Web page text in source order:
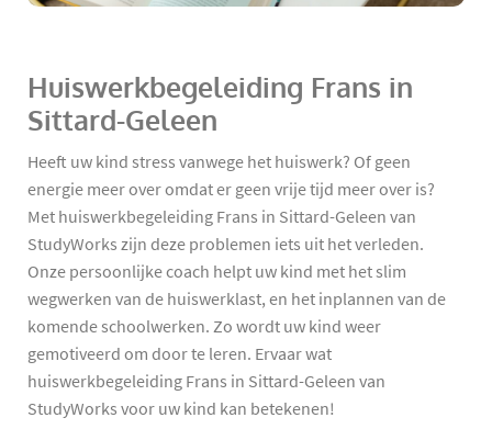
Huiswerkbegeleiding Frans in
Sittard-Geleen
Heeft uw kind stress vanwege het huiswerk? Of geen
energie meer over omdat er geen vrije tijd meer over is?
Met huiswerkbegeleiding Frans in Sittard-Geleen van
StudyWorks zijn deze problemen iets uit het verleden.
Onze persoonlijke coach helpt uw kind met het slim
wegwerken van de huiswerklast, en het inplannen van de
komende schoolwerken. Zo wordt uw kind weer
gemotiveerd om door te leren. Ervaar wat
huiswerkbegeleiding Frans in Sittard-Geleen van
StudyWorks voor uw kind kan betekenen!